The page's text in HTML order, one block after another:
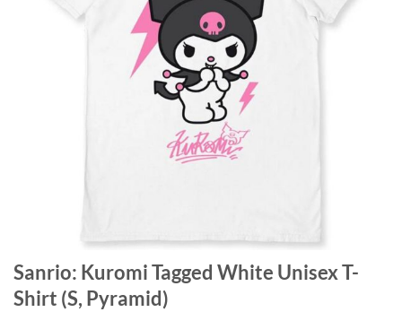
Sanrio: Kuromi Tagged White Unisex T-
Shirt (S, Pyramid)